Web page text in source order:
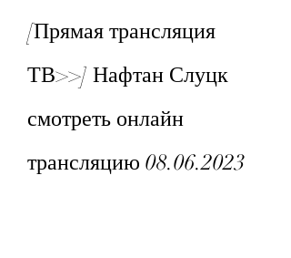
[Прямая трансляция
ТВ>>] Нафтан Слуцк
смотреть онлайн
трансляцию 08.06.2023